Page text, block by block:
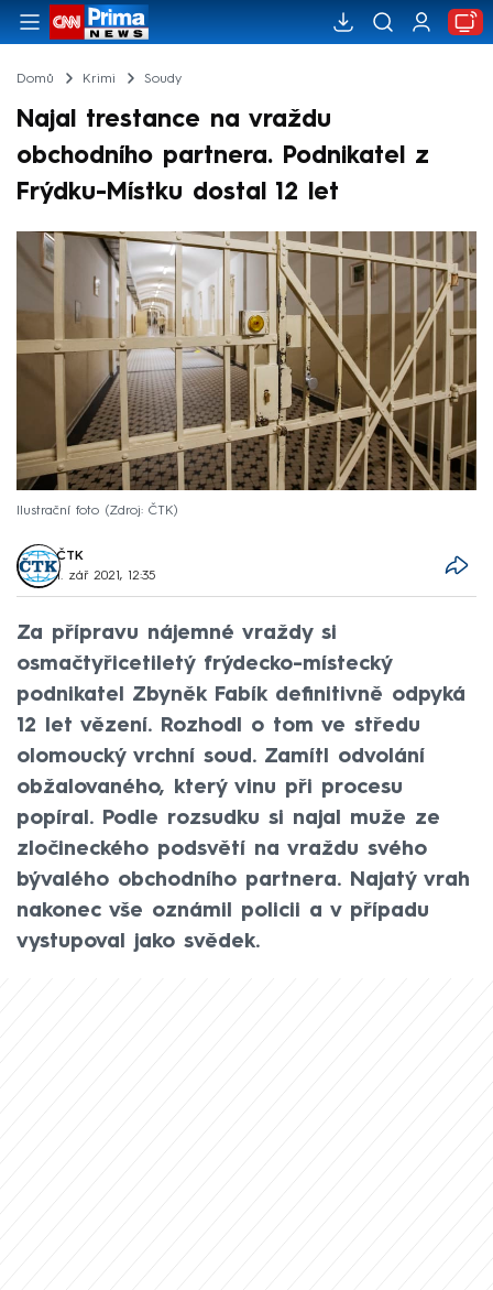
Domů Krimi Soudy
Najal trestance na vraždu
obchodního partnera. Podnikatel z
Frýdku-Místku dostal 12 let
Ilustrační foto Zdroj: ČTK
ČTK
1. zář 2021, 12:35
Za přípravu nájemné vraždy si
osmačtyřicetiletý frýdecko-místecký
podnikatel Zbyněk Fabík definitivně odpyká
12 let vězení. Rozhodl o tom ve středu
olomoucký vrchní soud. Zamítl odvolání
obžalovaného, který vinu při procesu
popíral. Podle rozsudku si najal muže ze
zločineckého podsvětí na vraždu svého
bývalého obchodního partnera. Najatý vrah
nakonec vše oznámil policii a v případu
vystupoval jako svědek.